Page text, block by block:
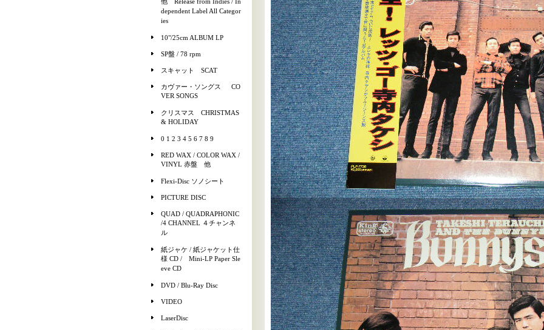
他 Release from Indies / In
dependent Label All Categor
ies
10"/25cm ALBUM LP
SP盤 / 78 rpm
スキャット SCAT
カヴァー・ソングス CO
VER SONGS
クリスマス CHRISTMAS
& HOLIDAY
0 1 2 3 4 5 6 7 8 9
RED WAX / COLOR WAX /
VINYL 赤盤 他
Flexi-Disc ソノシート
PICTURE DISC
QUAD / QUADRAPHONIC
/4 CHANNEL ４チャンネ
ル
紙ジャケ / 紙ジャケット仕
様 CD / Mini-LP Paper Sle
eve CD
DVD / Blu-Ray Disc
VIDEO
LaserDisc